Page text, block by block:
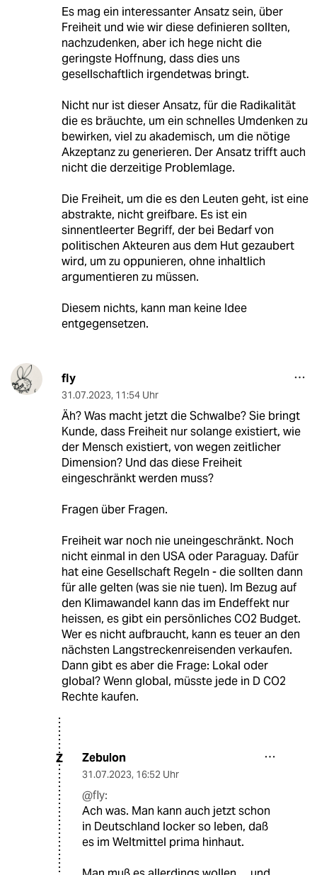
Es mag ein interessanter Ansatz sein, über
Freiheit und wie wir diese definieren sollten,
nachzudenken, aber ich hege nicht die
geringste Hoffnung, dass dies uns
gesellschaftlich irgendetwas bringt.
Nicht nur ist dieser Ansatz, für die Radikalität
die es bräuchte, um ein schnelles Umdenken zu
bewirken, viel zu akademisch, um die nötige
Akzeptanz zu generieren. Der Ansatz trifft auch
nicht die derzeitige Problemlage.
Die Freiheit, um die es den Leuten geht, ist eine
abstrakte, nicht greifbare. Es ist ein
sinnentleerter Begriff, der bei Bedarf von
politischen Akteuren aus dem Hut gezaubert
wird, um zu oppunieren, ohne inhaltlich
argumentieren zu müssen.
Diesem nichts, kann man keine Idee
entgegensetzen.
fly
31.07.2023, 11:54 Uhr
Äh? Was macht jetzt die Schwalbe? Sie bringt
Kunde, dass Freiheit nur solange existiert, wie
der Mensch existiert, von wegen zeitlicher
Dimension? Und das diese Freiheit
eingeschränkt werden muss?
Fragen über Fragen.
Freiheit war noch nie uneingeschränkt. Noch
nicht einmal in den USA oder Paraguay. Dafür
hat eine Gesellschaft Regeln - die sollten dann
für alle gelten (was sie nie tuen). Im Bezug auf
den Klimawandel kann das im Endeffekt nur
heissen, es gibt ein persönliches CO2 Budget.
Wer es nicht aufbraucht, kann es teuer an den
nächsten Langstreckenreisenden verkaufen.
Dann gibt es aber die Frage: Lokal oder
global? Wenn global, müsste jede in D CO2
Rechte kaufen.
Z Zebulon
31.07.2023, 16:52 Uhr
@fly:
Ach was. Man kann auch jetzt schon
in Deutschland locker so leben, daß
es im Weltmittel prima hinhaut.